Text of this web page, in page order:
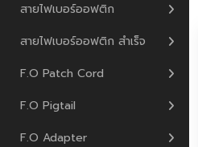
สายไฟเบอร์ออฟติก
สายไฟเบอร์ออฟติก สำเร็จ
F.O Patch Cord
F.O Pigtail
F.O Adapter